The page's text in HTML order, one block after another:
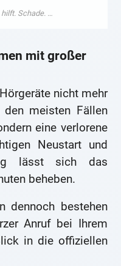
mit großer
nicht mehr
meisten Fällen
eine verlorene
Neustart und
lässt sich das
beheben.
dennoch bestehen
Anruf bei Ihrem
in die offiziellen